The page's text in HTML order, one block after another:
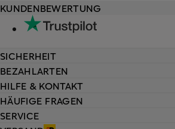
HILFE & KONTAKT
HÄUFIGE FRAGEN
SERVICE
KUNDENBEWERTUNG
SICHERHEIT
BEZAHLARTEN